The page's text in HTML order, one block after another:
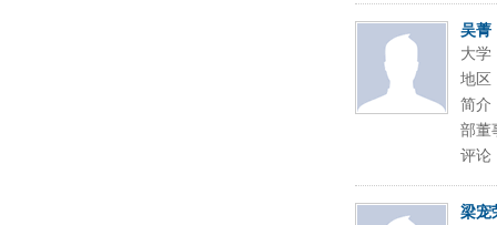
吴菁
大学
地区
简介
部董
评论
梁宠